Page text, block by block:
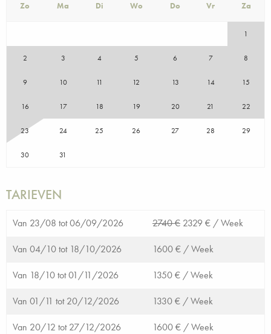
Zo Ma Di Wo Do Vr Za
1
2 3 4 5 6 7 8
9 10 11 12 13 14 15
16 17 18 19 20 21 22
23 24 25 26 27 28 29
30 31
TARIEVEN
Van 23/08 tot 06/09/2026 2740 € 2329 € /Week
Van 04/10 tot 18/10/2026 1600 € /Week
Van 18/10 tot 01/11/2026 1350 € /Week
Van 01/11 tot 20/12/2026 1330 € /Week
Van 20/12 tot 27/12/2026 1600 € /Week